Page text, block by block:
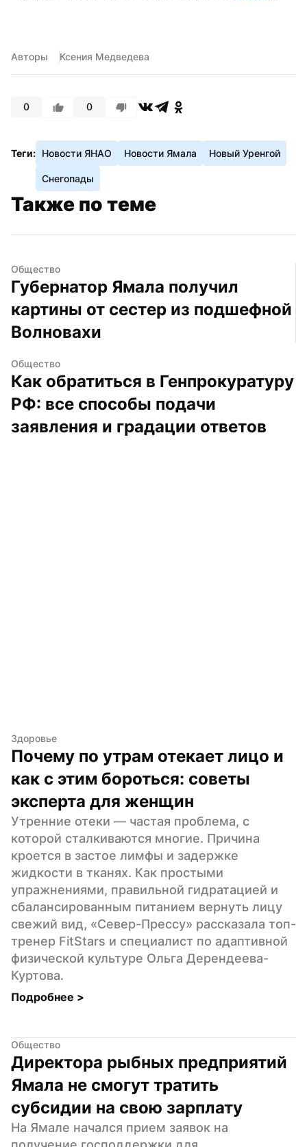
Авторы Ксения Медведева
0 0
Теги: Новости ЯНАО Новости Ямала Новый Уренгой
Снегопады
Также по теме
Общество
Губернатор Ямала получил
картины от сестер из подшефной
Волновахи
Общество
Как обратиться в Генпрокуратуру
РФ: все способы подачи
заявления и градации ответов
Здоровье
Почему по утрам отекает лицо и
как с этим бороться: советы
эксперта для женщин
Утренние отеки — частая проблема, с
которой сталкиваются многие. Причина
кроется в застое лимфы и задержке
жидкости в тканях. Как простыми
упражнениями, правильной гидратацией и
сбалансированным питанием вернуть лицу
свежий вид, «Север-Прессу» рассказала топ-
тренер FitStars и специалист по адаптивной
физической культуре Ольга Дерендеева-
Куртова.
Подробнее >
Общество
Директора рыбных предприятий
Ямала не смогут тратить
субсидии на свою зарплату
На Ямале начался прием заявок на